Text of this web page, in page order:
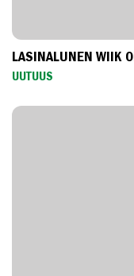
LASINALUNEN WIIK
UUTUUS